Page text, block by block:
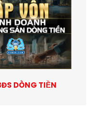
DÒNG TIỀN